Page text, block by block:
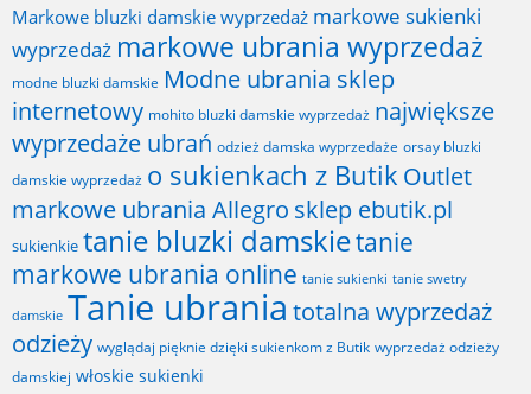
Markowe bluzki damskie wyprzedaż markowe sukienki
wyprzedaż markowe ubrania wyprzedaż
modne bluzki damskie Modne ubrania sklep
internetowy mohito bluzki damskie wyprzedaż największe
wyprzedaże ubrań odzież damska wyprzedaże orsay bluzki
damskie wyprzedaż o sukienkach z Butik Outlet
markowe ubrania Allegro sklep ebutik.pl
sukienkie tanie bluzki damskietanie
markowe ubrania online tanie sukienki tanie swetry
damskie Tanie ubrania totalna wyprzedaż
odzieży wyglądaj pięknie dzięki sukienkom z Butik wyprzedaż odzieży
damskiej włoskie sukienki